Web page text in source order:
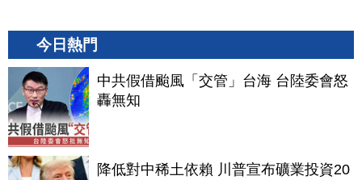
今日熱門
中共假借颱風「交管」台海 台陸委會怒
轟無知
降低對中稀土依賴 川普宣布礦業投資20